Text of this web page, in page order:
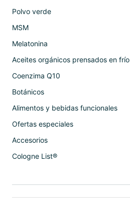
Polvo verde
MSM
Melatonina
Aceites orgánicos prensados en frío
Coenzima Q10
Botánicos
Alimentos y bebidas funcionales
Ofertas especiales
Accesorios
Cologne List®